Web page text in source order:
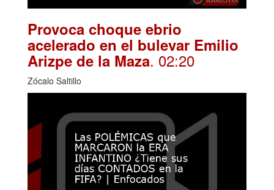
Provoca choque ebrio
acelerado en el bulevar Emilio
Arizpe de la Maza. 02:20
Zócalo Saltillo